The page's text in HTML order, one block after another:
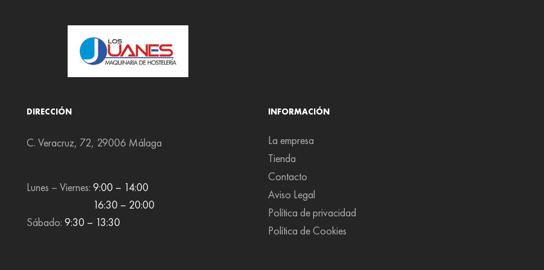
DIRECCIÓN
C. Veracruz, 72, 29006 Málaga
Lunes – Viernes: 9:00 – 14:00
16:30 – 20:00
Sábado: 9:30 – 13:30
INFORMACIÓN
La empresa
Tienda
Contacto
Aviso Legal
Política de privacidad
Política de Cookies